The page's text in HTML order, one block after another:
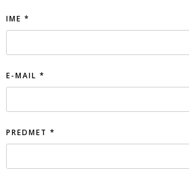
IME *
E-MAIL *
PREDMET *